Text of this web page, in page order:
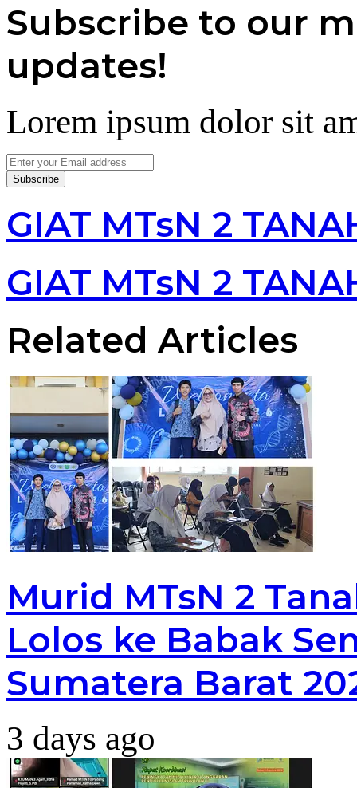
Subscribe to our
updates!
Lorem ipsum dolor sit
Enter
your
Email
GIAT MTsN 2
GIAT MTsN 2
Related Articles
Murid MTsN 2
Lolos ke Babak
Sumatera Barat
3 days ago